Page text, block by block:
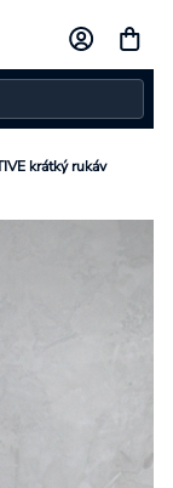
krátký rukáv